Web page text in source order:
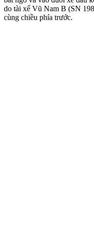
do tài xế Vũ Nam B (SN
cùng chiều phía trước.